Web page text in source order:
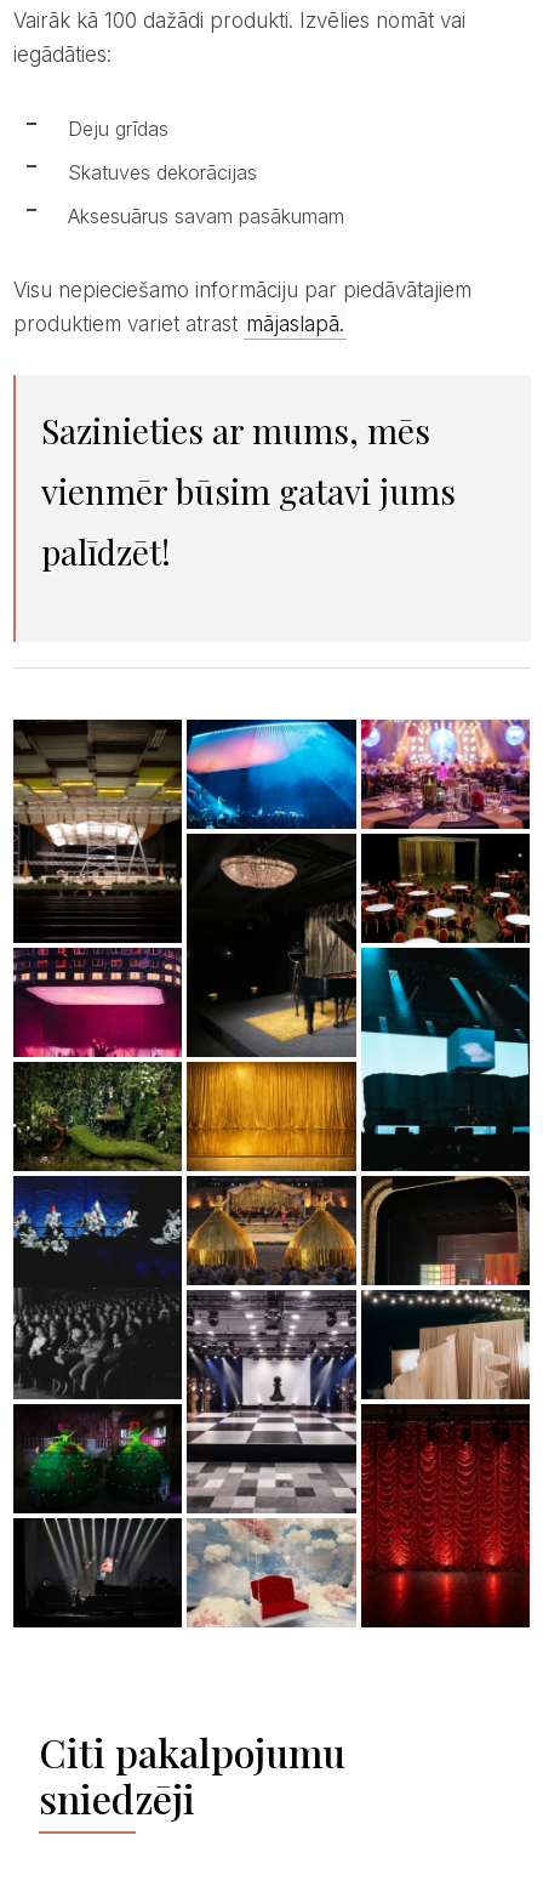
Vairāk kā 100 dažādi produkti. Izvēlies nomāt vai
iegādāties:
Deju grīdas
Skatuves dekorācijas
Aksesuārus savam pasākumam
Visu nepieciešamo informāciju par piedāvātajiem
produktiem variet atrast mājaslapā.
Sazinieties ar mums, mēs
vienmēr būsim gatavi jums
palīdzēt!
Citi pakalpojumu
sniedzēji